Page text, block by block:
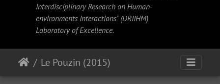
Interdisciplinary Research on Human-
environments Interactions" (DRIIHM)
Laboratory of Excellence.
Le Pouzin (2015)